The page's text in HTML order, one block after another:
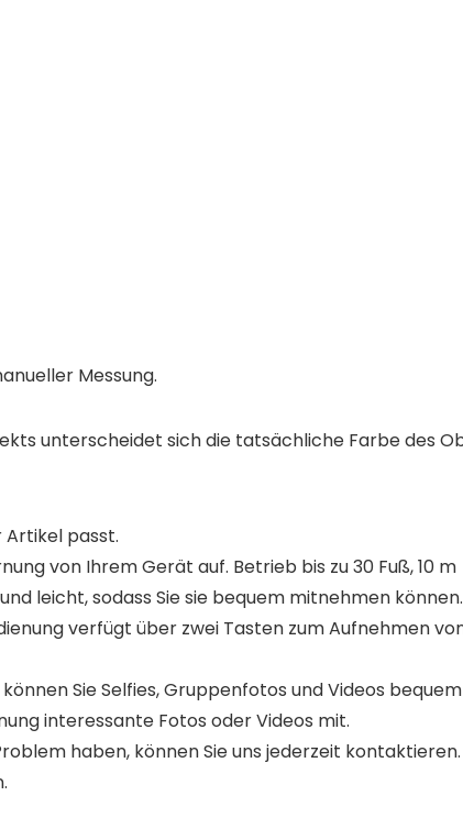
Messung.
unterscheidet sich die tatsächliche Farbe des
Artikel passt.
von Ihrem Gerät auf. Betrieb bis zu 30 Fuß, 10 m
leicht, sodass Sie sie bequem mitnehmen können.
verfügt über zwei Tasten zum Aufnehmen
Sie Selfies, Gruppenfotos und Videos
interessante Fotos oder Videos mit.
haben, können Sie uns jederzeit